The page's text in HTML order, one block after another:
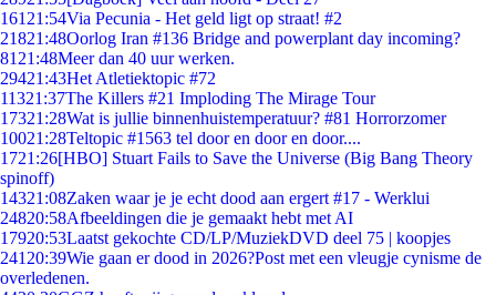
161 21:54Via Pecunia - Het geld ligt op straat! #2
21821:48Oorlog Iran #136 Bridge and powerplant day incoming?
81 21:48Meer dan 40 uur werken.
29421:43Het Atletiektopic #72
11321:37The Killers #21 Imploding The Mirage Tour
17321:28Wat is jullie binnenhuistemperatuur? #81 Horrorzomer
10021:28Teltopic #1563 tel door en door en door....
1721:26[HBO] Stuart Fails to Save the Universe (Big Bang Theory
spinoff)
14321:08Zaken waar je je echt dood aan ergert #17 - Werklui
24820:58Afbeeldingen die je gemaakt hebt met AI
17920:53Laatst gekochte CD/LP/MuziekDVD deel 75 | koopjes
241 20:39Wie gaan er dood in 2026?Post met een vleugje cynisme de
overledenen.